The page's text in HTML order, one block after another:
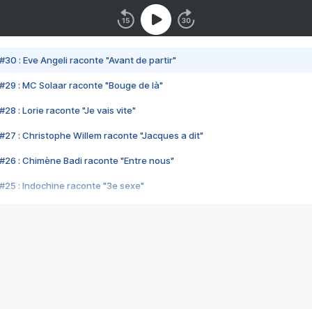
#30 : Eve Angeli raconte "Avant de partir"
#29 : MC Solaar raconte "Bouge de là"
#28 : Lorie raconte "Je vais vite"
#27 : Christophe Willem raconte "Jacques a dit"
#26 : Chimène Badi raconte "Entre nous"
#25 : Indochine raconte "3e sexe"